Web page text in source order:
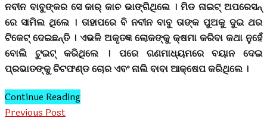
ନବୀନ ବାବୁଙ୍କର ସେ କାର୍ କାଚ ଭାଙ୍ଗିଥିଲେ । ମିଡ ନାଇଟ୍ ଅପରେସନ୍
ରେ ସାମିଲ ଥିଲେ । ତାହାପରେ ବି ନବୀନ ବାବୁ ତାଙ୍କ ପୁଅକୁ ଦୁଇ ଥର
ଟିକେଟ୍ ଦେଇଛନ୍ତି । ଏଭଳି ଅକୃତଜ୍ଞ ଲୋକଙ୍କୁ କ୍ଷମା କରିବା କଥା ନୁହେଁ
ବୋଲି ଟୁଇଟ୍ କରିଥିଲେ । ପରେ ଗଣମାଧ୍ୟମରେ ବୟାନ ଦେଇ
ପ୍ରଭାତଙ୍କୁ ଚିଟଫଣ୍ଡ ଚୋର ଏବଂ ନାଲି ବାବା ଆକ୍ଷେପ କରିଥିଲେ ।
Continue Reading
Previous Post